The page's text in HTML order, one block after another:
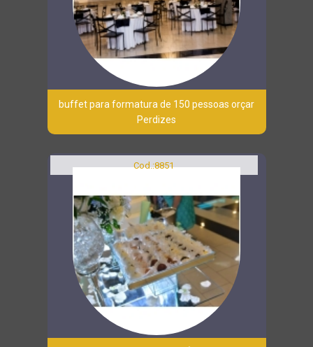
buffet para formatura de 150 pessoas orçar
Perdizes
Cod.:8851